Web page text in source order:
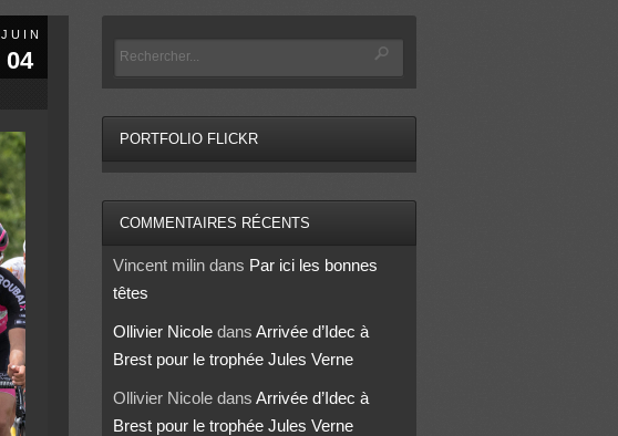
JUIN
04
PORTFOLIO FLICKR
COMMENTAIRES RÉCENTS
Vincent milindans Par ici les bonnes
têtes
Ollivier Nicoledans Arrivée d’Idec à
Brest pour le trophée Jules Verne
Ollivier Nicoledans Arrivée d’Idec à
Brest pour le trophée Jules Verne